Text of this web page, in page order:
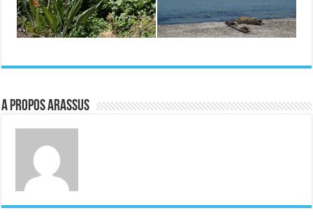
A propos ARASSUS